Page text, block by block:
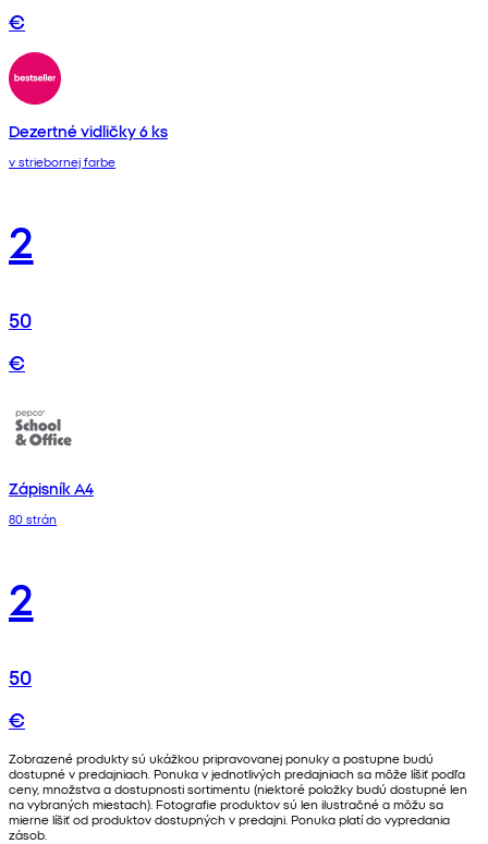
€
Dezertné vidličky 6 ks
v striebornej farbe
2
50
€
Zápisník A4
80 strán
2
50
€
Zobrazené produkty sú ukážkou pripravovanej ponuky a postupne budú
dostupné v predajniach. Ponuka v jednotlivých predajniach sa môže líšiť podľa
ceny, množstva a dostupnosti sortimentu (niektoré položky budú dostupné len
na vybraných miestach). Fotografie produktov sú len ilustračné a môžu sa
mierne líšiť od produktov dostupných v predajni. Ponuka platí do vypredania
zásob.